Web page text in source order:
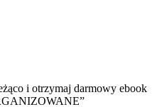
i otrzymaj darmowy ebook